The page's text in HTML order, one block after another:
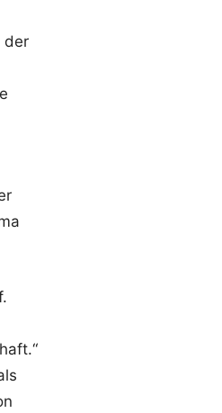
der